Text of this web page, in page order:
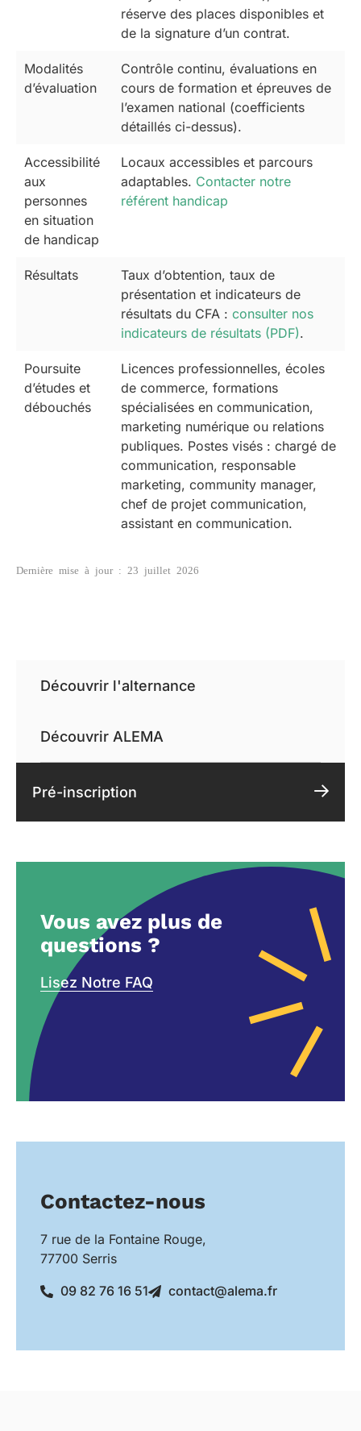
réserve des places disponibles et
de la signature d’un contrat.
Modalités
d’évaluation
Contrôle continu, évaluations en
cours de formation et épreuves de
l’examen national (coefficients
détaillés ci-dessus).
Accessibilité
aux
personnes
en situation
de handicap
Locaux accessibles et parcours
adaptables. Contacter notre
référent handicap
Résultats
Taux d’obtention, taux de
présentation et indicateurs de
résultats du CFA : consulter nos
indicateurs de résultats (PDF).
Poursuite
d’études et
débouchés
Licences professionnelles, écoles
de commerce, formations
spécialisées en communication,
marketing numérique ou relations
publiques. Postes visés : chargé de
communication, responsable
marketing, community manager,
chef de projet communication,
assistant en communication.
Dernière mise à jour : 23 juillet 2026
Découvrir l'alternance
Découvrir ALEMA
Pré-inscription
Vous avez plus de
questions ?
Lisez Notre FAQ
Contactez-nous
7 rue de la Fontaine Rouge,
77700 Serris
09 82 76 16 51
contact@alema.fr